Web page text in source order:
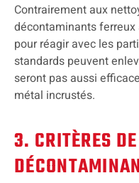
Contrairement aux
décontaminants
pour réagir avec les
standards peuvent
seront pas aussi
métal incrustés.
3. CRITÈRES